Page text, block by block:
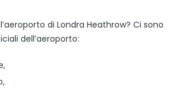
di Londra Heathrow? Ci sono
dell’aeroporto: